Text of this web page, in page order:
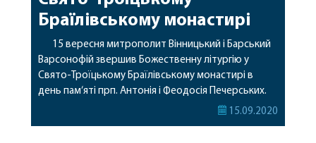
Браїлівському монастирі
15 вересня митрополит Вінницький і Барський
Варсонофій звершив Божественну літургію у
Свято-Троїцькому Браїлівському монастирі в
день пам‘яті прп. Антонія і Феодосія Печерських.
Святкове богослужіння очолив Керуючий15.09.2020